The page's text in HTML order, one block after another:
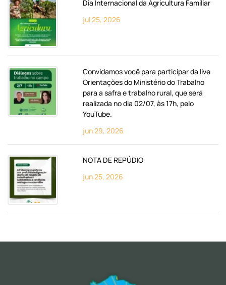
Dia Internacional da Agricultura Familiar
jul 25, 2026
Convidamos você para participar da live
Orientações do Ministério do Trabalho
para a safra e trabalho rural, que será
realizada no dia 02/07, às 17h, pelo
YouTube.
jun 29, 2026
NOTA DE REPÚDIO
jun 25, 2026